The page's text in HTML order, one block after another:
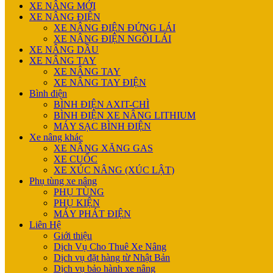
XE NÂNG MỚI
XE NÂNG ĐIỆN
XE NÂNG ĐIỆN ĐỨNG LÁI
XE NÂNG ĐIỆN NGỒI LÁI
XE NÂNG DẦU
XE NÂNG TAY
XE NÂNG TAY
XE NÂNG TAY ĐIỆN
Bình điện
BÌNH ĐIỆN AXIT-CHÌ
BÌNH ĐIỆN XE NÂNG LITHIUM
MÁY SẠC BÌNH ĐIỆN
Xe nâng khác
XE NÂNG XĂNG GAS
XE CUỐC
XE XÚC NÂNG (XÚC LẬT)
Phụ tùng xe nâng
PHỤ TÙNG
PHỤ KIỆN
MÁY PHÁT ĐIỆN
Liên Hệ
Giới thiệu
Dịch Vụ Cho Thuê Xe Nâng
Dịch vụ đặt hàng từ Nhật Bản
Dịch vụ bảo hành xe nâng